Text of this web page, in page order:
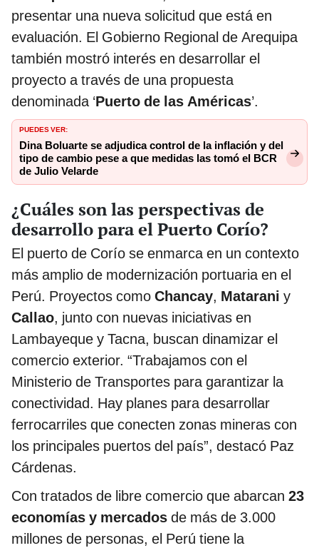
presentar una nueva solicitud que está en
evaluación. El Gobierno Regional de Arequipa
también mostró interés en desarrollar el
proyecto a través de una propuesta
denominada ‘Puerto de las Américas’.
PUEDES VER:
Dina Boluarte se adjudica control de la inflación y del
tipo de cambio pese a que medidas las tomó el BCR
de Julio Velarde
¿Cuáles son las perspectivas de
desarrollo para el Puerto Corío?
El puerto de Corío se enmarca en un contexto
más amplio de modernización portuaria en el
Perú. Proyectos como Chancay, Matarani y
Callao, junto con nuevas iniciativas en
Lambayeque y Tacna, buscan dinamizar el
comercio exterior. “Trabajamos con el
Ministerio de Transportes para garantizar la
conectividad. Hay planes para desarrollar
ferrocarriles que conecten zonas mineras con
los principales puertos del país”, destacó Paz
Cárdenas.
Con tratados de libre comercio que abarcan 23
economías y mercados de más de 3.000
millones de personas, el Perú tiene la